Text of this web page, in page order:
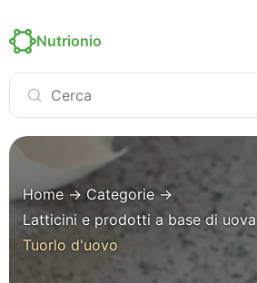
Nutrionio
Home →Categorie→
Latticini e prodotti a base di uova
Tuorlo d'uovo